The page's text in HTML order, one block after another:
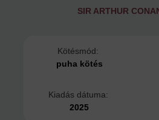
SIR ARTHUR
Kötésmód:
puha kötés
Kiadás dátuma:
2025